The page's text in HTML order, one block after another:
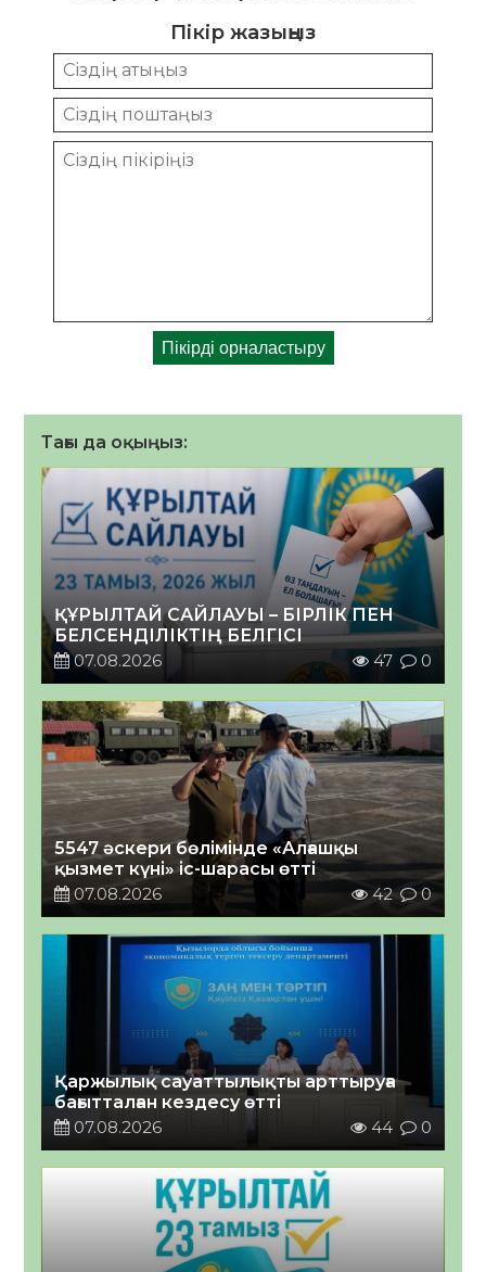
Пікір жазыңыз
Тағы да оқыңыз:
ҚҰРЫЛТАЙ САЙЛАУЫ – БІРЛІК ПЕН
БЕЛСЕНДІЛІКТІҢ БЕЛГІСІ
07.08.2026
47 0
5547 әскери бөлімінде «Алғашқы
қызмет күні» іс-шарасы өтті
07.08.2026
42 0
Қаржылық сауаттылықты арттыруға
бағытталған кездесу өтті
07.08.2026
44 0